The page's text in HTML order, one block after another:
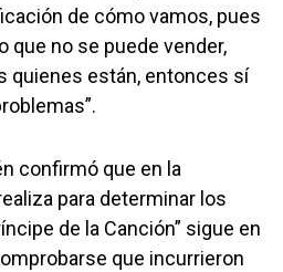
de cómo vamos, pues
que no se puede vender,
quienes están, entonces sí
confirmó que en la
para determinar los
de la Canción” sigue en
que incurrieron